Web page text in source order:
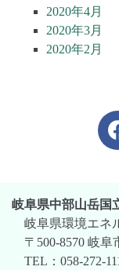
2020年4月
2020年3月
2020年2月
岐阜県中部山岳国
岐阜県環境エネ
〒500-8570 岐阜
TEL：058-272-